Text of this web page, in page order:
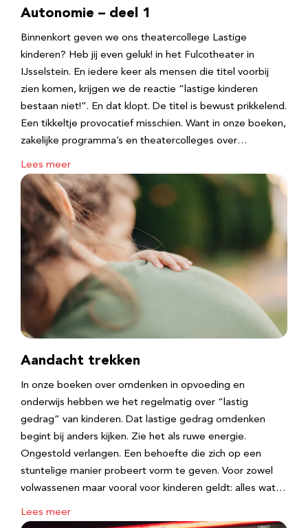
Autonomie – deel 1
Binnenkort geven we ons theatercollege Lastige
kinderen? Heb jij even geluk! in het Fulcotheater in
IJsselstein. En iedere keer als mensen die titel voorbij
zien komen, krijgen we de reactie “lastige kinderen
bestaan niet!”. En dat klopt. De titel is bewust prikkelend.
Een tikkeltje provocatief misschien. Want in onze boeken,
zakelijke programma’s en theatercolleges over…
Lees meer
Aandacht trekken
In onze boeken over omdenken in opvoeding en
onderwijs hebben we het regelmatig over “lastig
gedrag” van kinderen. Dat lastige gedrag omdenken
begint bij anders kijken. Zie het als ruwe energie.
Ongestold verlangen. Een behoefte die zich op een
stuntelige manier probeert vorm te geven. Voor zowel
volwassenen maar vooral voor kinderen geldt: alles wat…
Lees meer